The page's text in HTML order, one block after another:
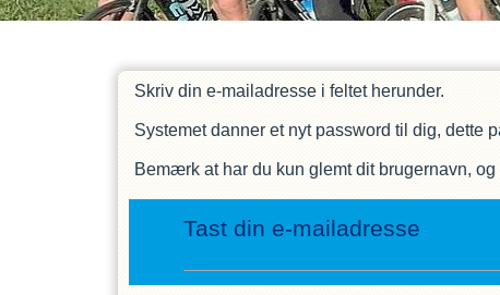
Skriv din e-mailadresse i feltet herunder.
Systemet danner et nyt password til dig, dette
Bemærk at har du kun glemt dit brugernavn,
Tast din e-mailadresse